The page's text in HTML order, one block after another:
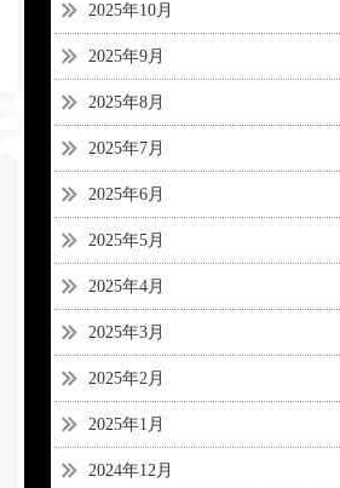
2025年10月
2025年9月
2025年8月
2025年7月
2025年6月
2025年5月
2025年4月
2025年3月
2025年2月
2025年1月
2024年12月